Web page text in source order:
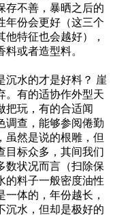
存不善，暴晒之后的
年份会更好（这三个
特征也会越好），
或者造型料。
沉水的才是好料？ 崖
。有的适协作外型天
把玩，有的合适闻
调查，能够参阅倦勤
虽然是说的根雕，但
目标众多，其间我们
数状况而言（扫除保
的料子一般密度油性
体的，年份越长，
沉水，但却是极好的